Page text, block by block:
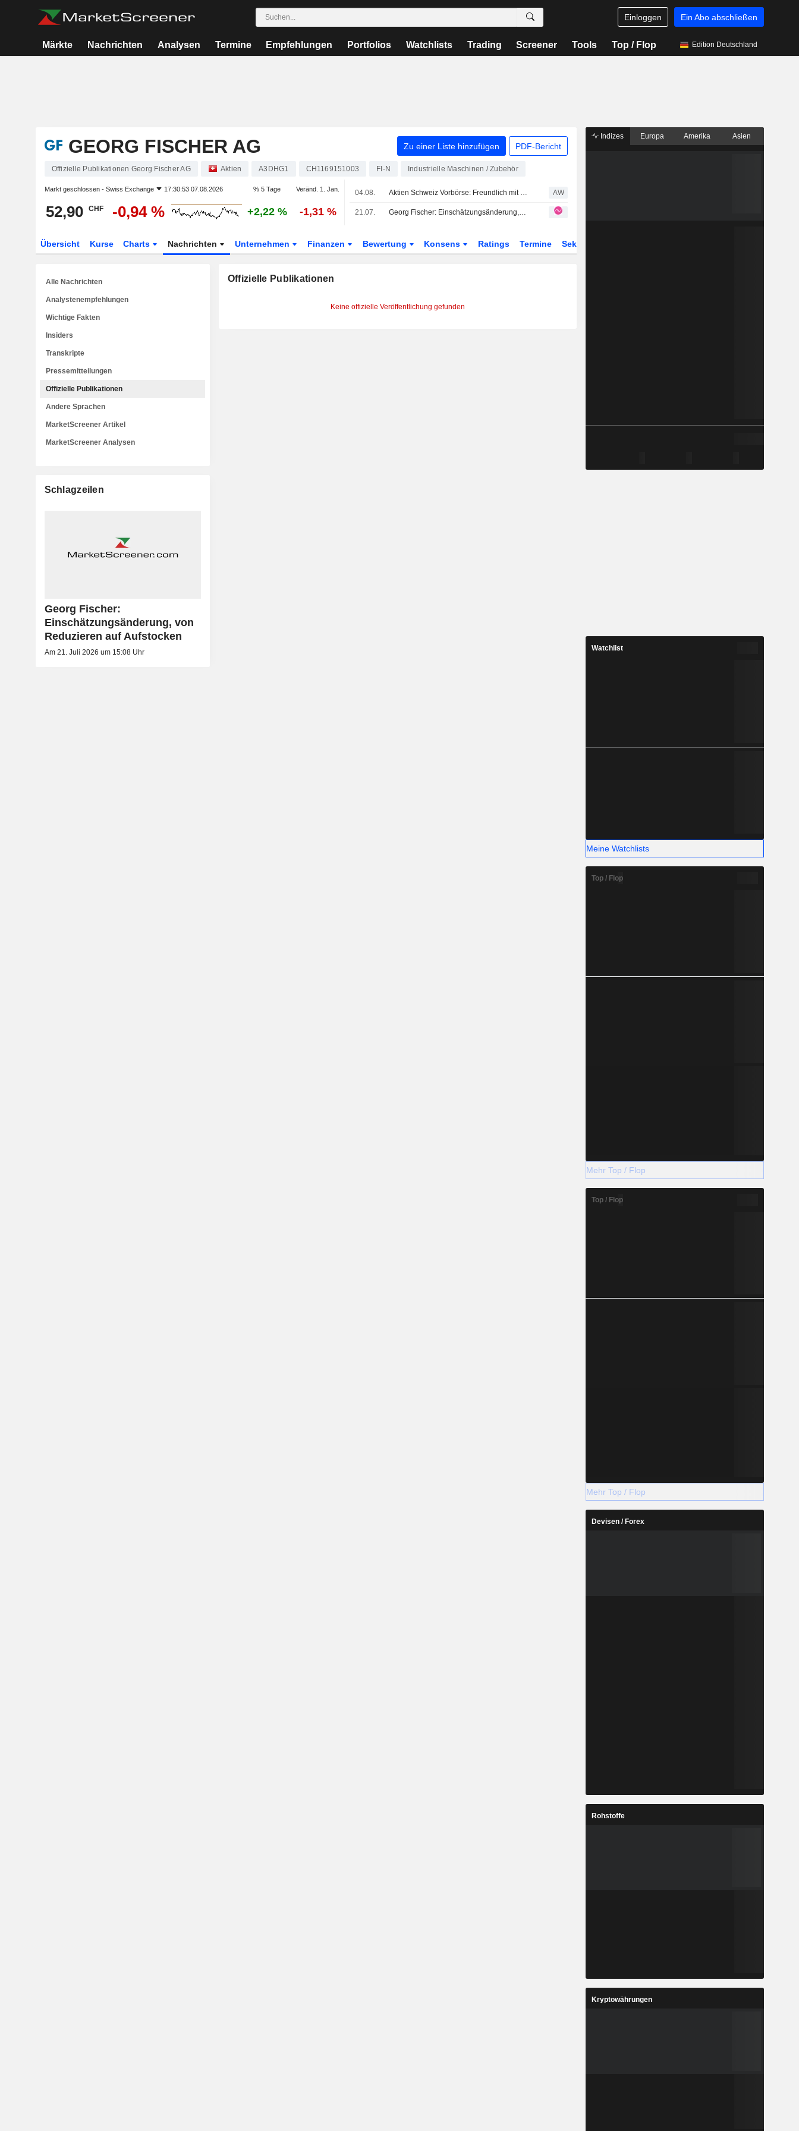
Einloggen Ein Abo abschließen
Märkte Nachrichten Analysen Termine Empfehlungen Portfolios Watchlists Trading Screener Tools Top / Flop Edition Deutschland
GEORG FISCHER AG Zu einer Liste hinzufügen PDF-Bericht
Offizielle Publikationen Georg Fischer AG Aktien A3DHG1 CH1169151003 FI-N Industrielle Maschinen / Zubehör
Markt geschlossen - Swiss Exchange 17:30:53 07.08.2026 % 5 Tage Veränd. 1. Jan.
52,90 CHF -0,94 % +2,22 % -1,31 %
04.08. Aktien Schweiz Vorbörse: Freundlich mit Rückenwind der Wall Street AW
21.07. Georg Fischer: Einschätzungsänderung, von Reduzieren auf Aufstocken
Übersicht Kurse Charts Nachrichten Unternehmen Finanzen Bewertung Konsens Ratings Termine Sektor
Offizielle Publikationen
Keine offizielle Veröffentlichung gefunden
Alle Nachrichten
Analystenempfehlungen
Wichtige Fakten
Insiders
Transkripte
Pressemitteilungen
Offizielle Publikationen
Andere Sprachen
MarketScreener Artikel
MarketScreener Analysen
Schlagzeilen
Georg Fischer:
Einschätzungsänderung, von
Reduzieren auf Aufstocken
Am 21. Juli 2026 um 15:08 Uhr
Indizes Europa Amerika Asien
Watchlist
Meine Watchlists
Top / Flop
Mehr Top / Flop
Top / Flop
Mehr Top / Flop
Devisen / Forex
Rohstoffe
Kryptowährungen